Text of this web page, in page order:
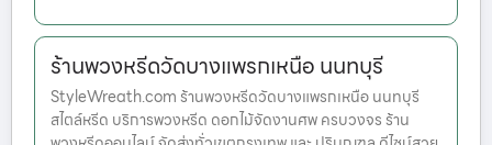
ร้านพวงหรีดวัดบางแพรกเหนือ นนทบุรี
StyleWreath.com ร้านพวงหรีดวัดบางแพรกเหนือ นนทบุรี
สไตล์หรีด บริการพวงหรีด ดอกไม้จัดงานศพ ครบวงจร ร้าน